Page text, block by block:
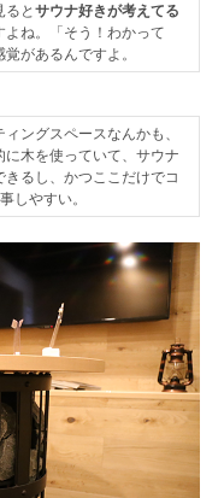
ると サウナ好きが考えてる
ね。「そう！わかって
があるんですよ。
ングスペースなんかも、
に木を使っていて、サウナ
るし、かつここだけでコ
しやすい。